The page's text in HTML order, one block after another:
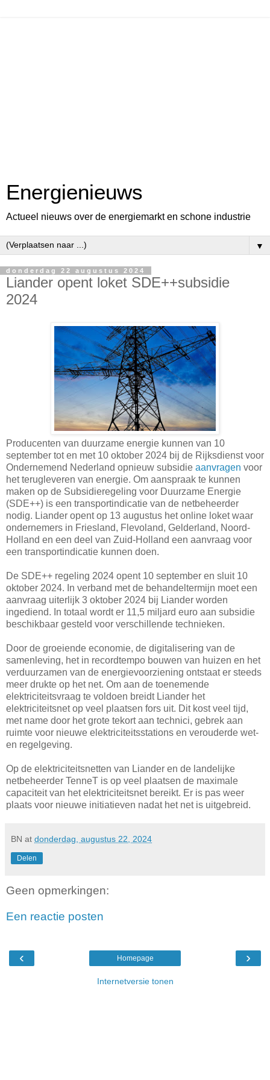
Energienieuws
Actueel nieuws over de energiemarkt en schone industrie
▼
donderdag 22 augustus 2024
Liander opent loket SDE++subsidie
2024
Producenten van duurzame energie kunnen van 10
september tot en met 10 oktober 2024 bij de Rijksdienst voor
Ondernemend Nederland opnieuw subsidie aanvragen voor
het terugleveren van energie. Om aanspraak te kunnen
maken op de Subsidieregeling voor Duurzame Energie
(SDE++) is een transportindicatie van de netbeheerder
nodig. Liander opent op 13 augustus het online loket waar
ondernemers in Friesland, Flevoland, Gelderland, Noord-
Holland en een deel van Zuid-Holland een aanvraag voor
een transportindicatie kunnen doen.
De SDE++ regeling 2024 opent 10 september en sluit 10
oktober 2024. In verband met de behandeltermijn moet een
aanvraag uiterlijk 3 oktober 2024 bij Liander worden
ingediend. In totaal wordt er 11,5 miljard euro aan subsidie
beschikbaar gesteld voor verschillende technieken.
Door de groeiende economie, de digitalisering van de
samenleving, het in recordtempo bouwen van huizen en het
verduurzamen van de energievoorziening ontstaat er steeds
meer drukte op het net. Om aan de toenemende
elektriciteitsvraag te voldoen breidt Liander het
elektriciteitsnet op veel plaatsen fors uit. Dit kost veel tijd,
met name door het grote tekort aan technici, gebrek aan
ruimte voor nieuwe elektriciteitsstations en verouderde wet-
en regelgeving.
Op de elektriciteitsnetten van Liander en de landelijke
netbeheerder TenneT is op veel plaatsen de maximale
capaciteit van het elektriciteitsnet bereikt. Er is pas weer
plaats voor nieuwe initiatieven nadat het net is uitgebreid.
BN at donderdag, augustus 22, 2024
Delen
Geen opmerkingen:
Een reactie posten
‹ ›
Homepage
Internetversie tonen